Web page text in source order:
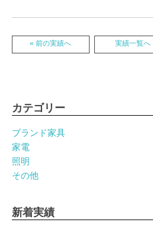
実績一覧へ
« 前の実績へ
カテゴリー
ブランド家具
家電
照明
その他
新着実績